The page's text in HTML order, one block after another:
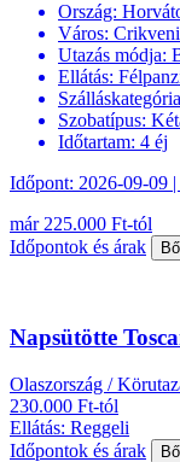
Ország:
Város:
Utazás módja:
Ellátás:
Szobatípus:
Időtartam: 4 éj
Időpont: 2026-09-09 |
már 225.000 Ft-tól
Időpontok és árak
Napsütötte
Olaszország /
230.000 Ft-tól
Ellátás: Reggeli
Időpontok és árak